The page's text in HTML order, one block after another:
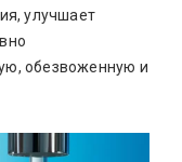
улучшает
обезвоженную и